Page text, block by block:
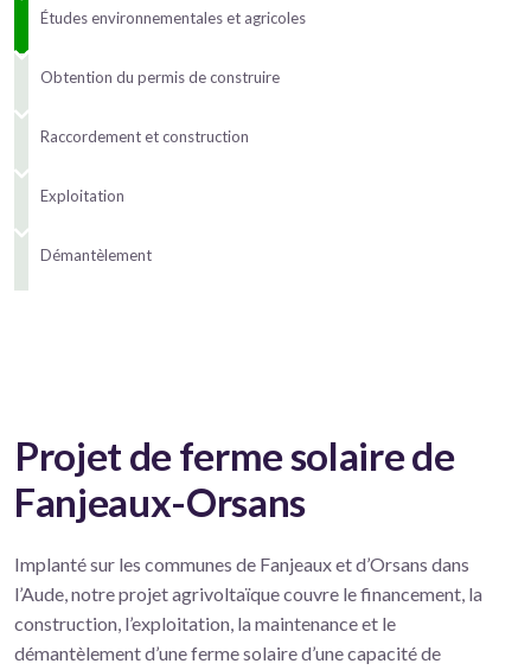
Études environnementales et agricoles
Obtention du permis de construire
Raccordement et construction
Exploitation
Démantèlement
Projet de ferme solaire de
Fanjeaux-Orsans
Implanté sur les communes de Fanjeaux et d’Orsans dans
l’Aude, notre projet agrivoltaïque couvre le financement, la
construction, l’exploitation, la maintenance et le
démantèlement d’une ferme solaire d’une capacité de